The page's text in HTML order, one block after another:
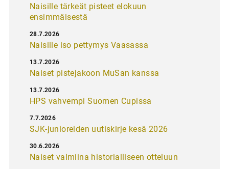
Naisille tärkeät pisteet elokuun
ensimmäisestä
Naisille iso pettymys Vaasassa
28.7.2026
Naiset pistejakoon MuSan kanssa
13.7.2026
HPS vahvempi Suomen Cupissa
13.7.2026
SJK-junioreiden uutiskirje kesä 2026
7.7.2026
Naiset valmiina historialliseen otteluun
30.6.2026